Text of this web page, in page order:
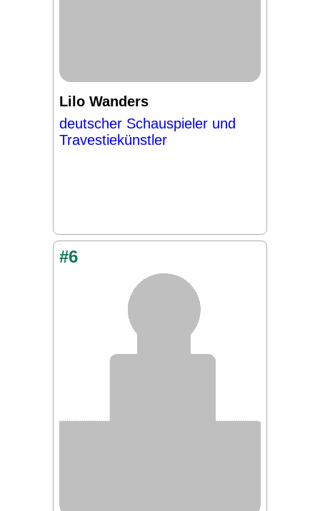
Lilo Wanders
deutscher Schauspieler und
Travestiekünstler
#6